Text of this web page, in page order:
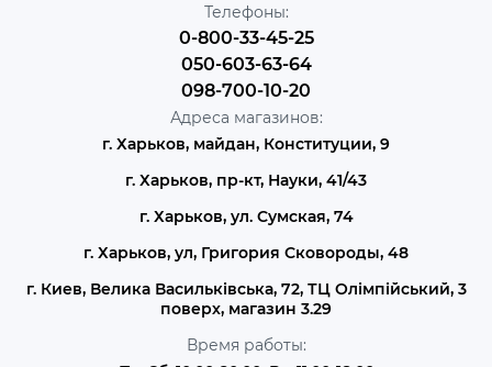
Телефоны:
0-800-33-45-25
050-603-63-64
098-700-10-20
Адреса магазинов:
г. Харьков, майдан, Конституции, 9
г. Харьков, пр-кт, Науки, 41/43
г. Харьков, ул. Сумская, 74
г. Харьков, ул, Григория Сковороды, 48
г. Киев, Велика Васильківська, 72, ТЦ Олімпійський, 3
поверх, магазин 3.29
Время работы: